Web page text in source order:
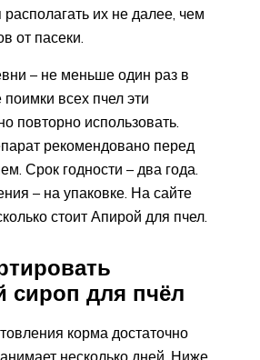
располагать их не далее, чем
от пасеки.
– не меньше один раз в
всех пчел эти
повторно использовать.
рекомендовано перед
Срок годности – два года.
– на упаковке. На сайте
стоит Апирой для пчел.
сироп для пчёл
корма достаточно
несколько дней. Ниже